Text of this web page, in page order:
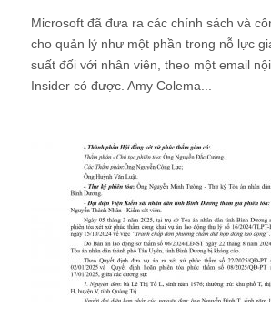
Microsoft đã đưa ra các chính sách và
cho quản lý như một phần trong nỗ lực
suất đối với nhân viên, theo một email
Insider có được. Amy Colema...